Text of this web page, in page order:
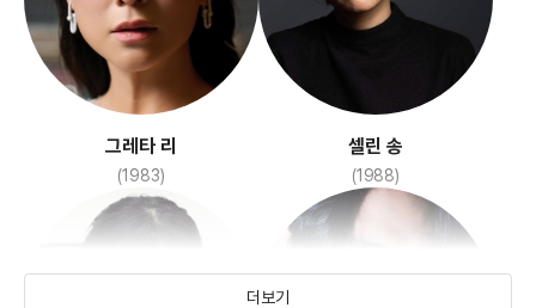
그레타 리
(1983)
셀린 송
(1988)
더보기